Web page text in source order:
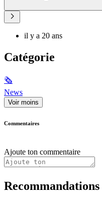
il y a 20 ans
Catégorie
🗞
News
Voir moins
Commentaires
Ajoute ton commentaire
Recommandations